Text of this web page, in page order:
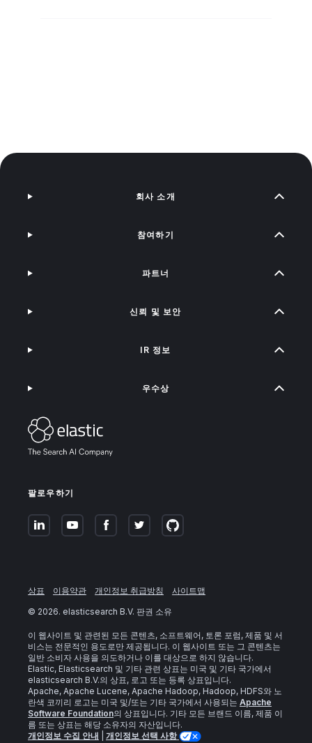
팔로우하기
회사 소개
참여하기
파트너
신뢰 및 보안
IR 정보
우수상
상표 이용약관 개인정보 취급방침
사이트맵
© 2026. elasticsearch B.V. 판권 소유
이 웹사이트 및 관련된 모든 콘텐츠, 소프트웨어, 토론 포럼, 제품 및 서
비스는 전문적인 용도로만 제공됩니다. 이 웹사이트 또는 그 콘텐츠는
일반 소비자 사용을 의도하거나 이를 대상으로 하지 않습니다.
Elastic, Elasticsearch 및 기타 관련 상표는 미국 및 기타 국가에서
elasticsearch B.V.의 상표, 로고 또는 등록 상표입니다.
Apache, Apache Lucene, Apache Hadoop, Hadoop, HDFS와 노
란색 코끼리 로고는 미국 및/또는 기타 국가에서 사용되는 Apache
Software Foundation의 상표입니다. 기타 모든 브랜드 이름, 제품 이
름 또는 상표는 해당 소유자의 자산입니다.
개인정보 수집 안내
개인정보 선택 사항